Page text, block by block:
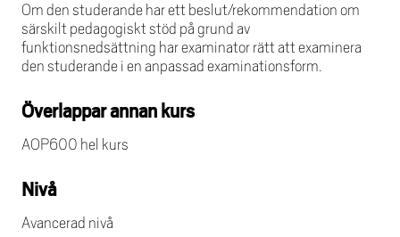
Om den studerande har ett beslut/rekommendation om
särskilt pedagogiskt stöd på grund av
funktionsnedsättning har examinator rätt att examinera
den studerande i en anpassad examinationsform.
Överlappar annan kurs
AOP600 hel kurs
Nivå
Avancerad nivå